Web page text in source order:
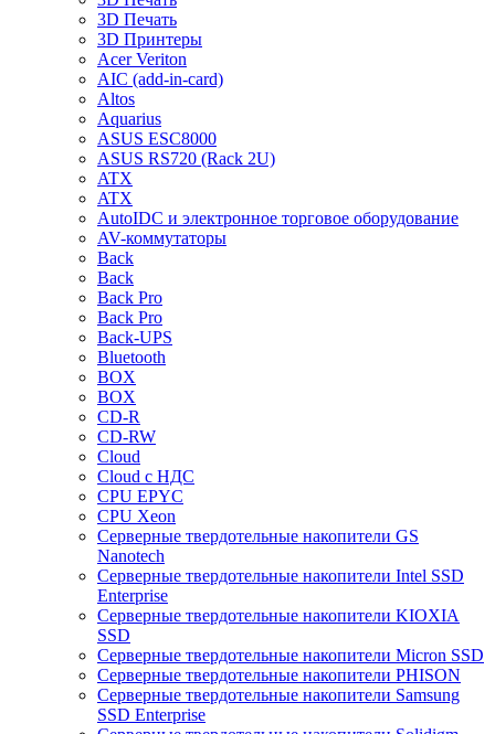
3D Печать
3D Принтеры
Acer Veriton
AIC (add-in-card)
Altos
Aquarius
ASUS ESC8000
ASUS RS720 (Rack 2U)
ATX
ATX
AutoIDC и электронное торговое оборудование
AV-коммутаторы
Back
Back
Back Pro
Back Pro
Back-UPS
Bluetooth
BOX
BOX
CD-R
CD-RW
Cloud
Cloud с НДС
CPU EPYC
CPU Xeon
Cерверные твердотельные накопители GS
Nanotech
Cерверные твердотельные накопители Intel SSD
Enterprise
Cерверные твердотельные накопители KIOXIA
SSD
Cерверные твердотельные накопители Micron SSD
Cерверные твердотельные накопители PHISON
Cерверные твердотельные накопители Samsung
SSD Enterprise